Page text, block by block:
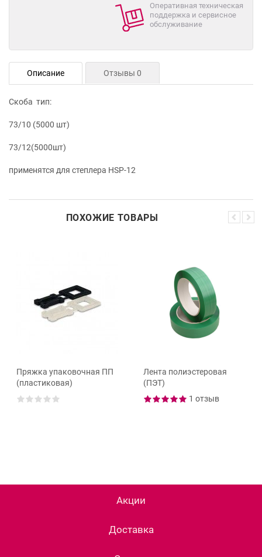
Оперативная техническая
поддержка и сервисное
обслуживание
Описание Отзывы 0
Скоба тип:
73/10 (5000 шт)
73/12(5000шт)
применятся для степлера HSP-12
ПОХОЖИЕ ТОВАРЫ
Пряжка упаковочная ПП
(пластиковая)
Лента полиэстеровая
(ПЭТ)
1 отзыв
Акции
Доставка